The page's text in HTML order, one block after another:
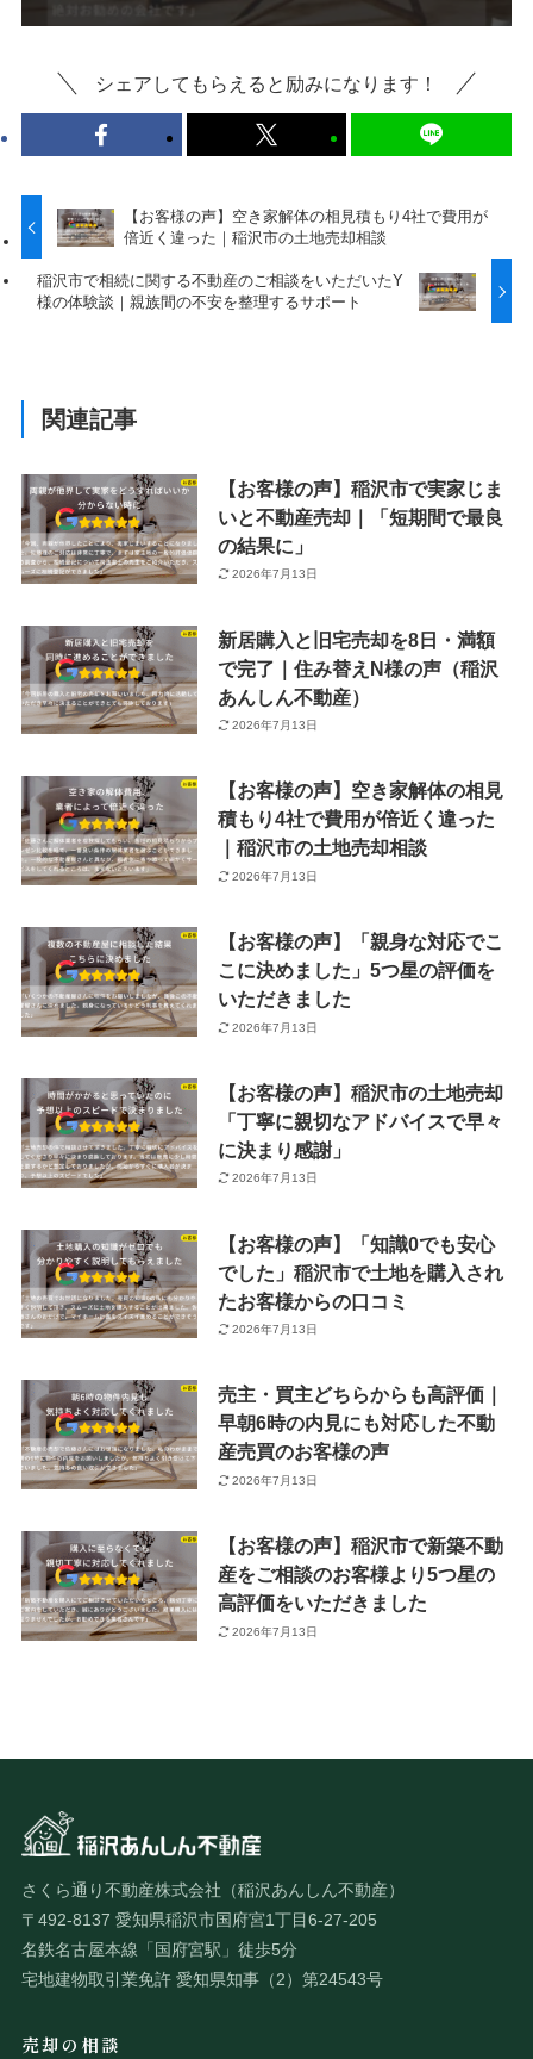
シェアしてもらえると励みになります！
【お客様の声】空き家解体の相見積もり4社で費用が
倍近く違った｜稲沢市の土地売却相談
稲沢市で相続に関する不動産のご相談をいただいたY
様の体験談｜親族間の不安を整理するサポート
関連記事
【お客様の声】稲沢市で実家じま
いと不動産売却｜「短期間で最良
の結果に」
2026年7月13日
新居購入と旧宅売却を8日・満額
で完了｜住み替えN様の声（稲沢
あんしん不動産）
2026年7月13日
【お客様の声】空き家解体の相見
積もり4社で費用が倍近く違った
｜稲沢市の土地売却相談
2026年7月13日
【お客様の声】「親身な対応でこ
こに決めました」5つ星の評価を
いただきました
2026年7月13日
【お客様の声】稲沢市の土地売却
「丁寧に親切なアドバイスで早々
に決まり感謝」
2026年7月13日
【お客様の声】「知識0でも安心
でした」稲沢市で土地を購入され
たお客様からの口コミ
2026年7月13日
売主・買主どちらからも高評価｜
早朝6時の内見にも対応した不動
産売買のお客様の声
2026年7月13日
【お客様の声】稲沢市で新築不動
産をご相談のお客様より5つ星の
高評価をいただきました
2026年7月13日
さくら通り不動産株式会社（稲沢あんしん不動産）
〒492-8137 愛知県稲沢市国府宮1丁目6-27-205
名鉄名古屋本線「国府宮駅」徒歩5分
宅地建物取引業免許 愛知県知事（2）第24543号
売却の相談